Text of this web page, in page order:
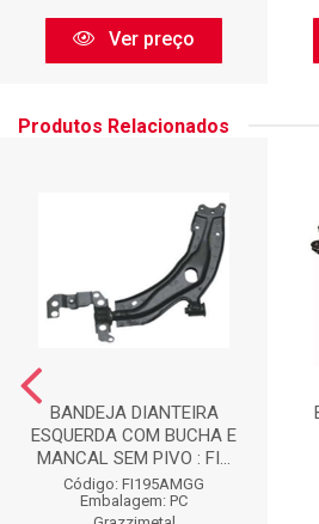
Ver preço
Produtos Relacionados
BANDEJA DIANTEIRA
ESQUERDA COM BUCHA E
MANCAL SEM PIVO : FI...
Código: FI195AMGG
Embalagem: PC